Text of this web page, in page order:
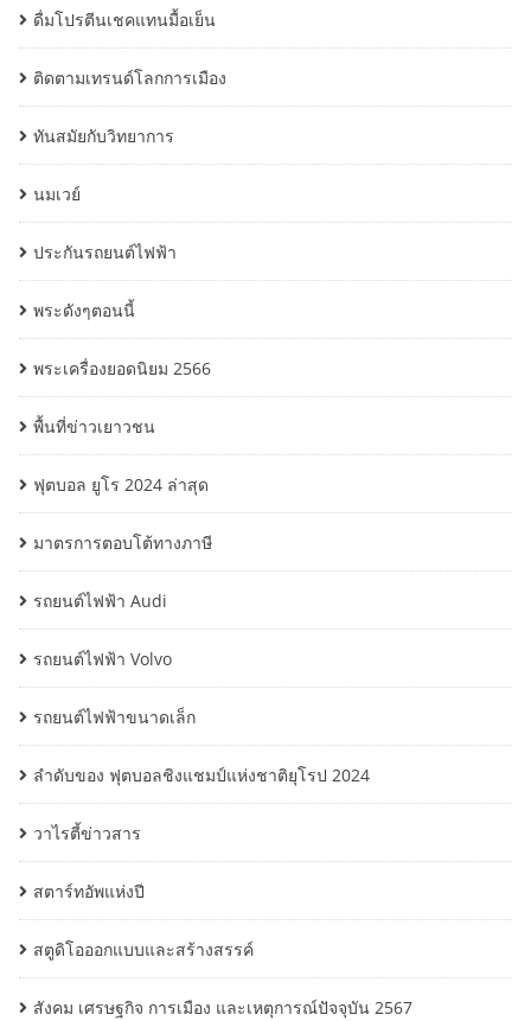
ดื่มโปรตีนเชคแทนมื้อเย็น
ติดตามเทรนด์โลกการเมือง
ทันสมัยกับวิทยาการ
นมเวย์
ประกันรถยนต์ไฟฟ้า
พระดังๆตอนนี้
พระเครื่องยอดนิยม 2566
พื้นที่ข่าวเยาวชน
ฟุตบอล ยูโร 2024 ล่าสุด
มาตรการตอบโต้ทางภาษี
รถยนต์ไฟฟ้า Audi
รถยนต์ไฟฟ้า Volvo
รถยนต์ไฟฟ้าขนาดเล็ก
ลำดับของ ฟุตบอลชิงแชมป์แห่งชาติยุโรป 2024
วาไรตี้ข่าวสาร
สตาร์ทอัพแห่งปี
สตูดิโอออกแบบและสร้างสรรค์
สังคม เศรษฐกิจ การเมือง และเหตุการณ์ปัจจุบัน 2567